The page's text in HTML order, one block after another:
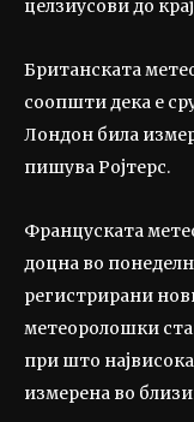
целзиусови до
Британската
соопшти дека е
Лондон била
пишува Ројтерс.
Француската
доцна во
регистрирани
метеоролошки
при што
измерена во